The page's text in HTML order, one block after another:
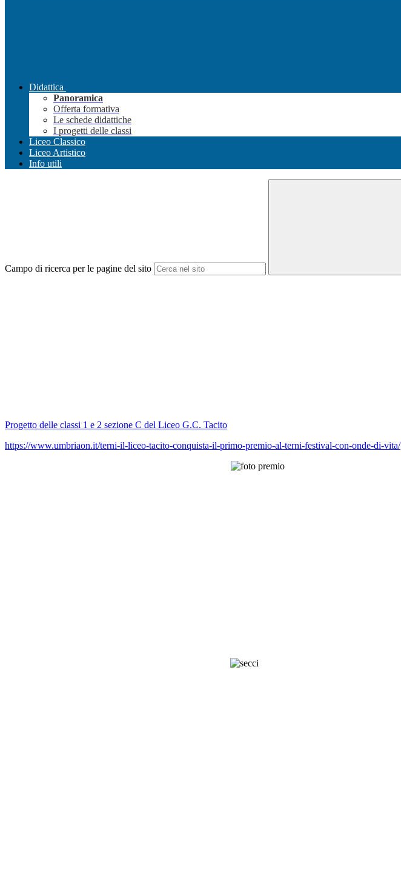
Didattica
Panoramica
Offerta formativa
Le schede didattiche
I progetti delle classi
Liceo Classico
Liceo Artistico
Info utili
Campo di ricerca per le pagine del sito
Progetto delle classi 1 e 2 sezione C del Liceo G.C. Tacito
https://www.umbriaon.it/terni-il-liceo-tacito-conquista-il-primo-premio-al-terni-festival-con-onde-di-vita/